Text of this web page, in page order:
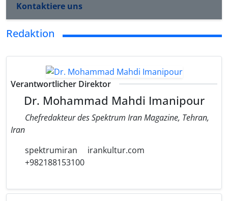
Kontaktiere uns
Redaktion
Verantwortlicher Direktor
Dr. Mohammad Mahdi Imanipour
Chefredakteur des Spektrum Iran Magazine, Tehran,
Iran
spektrumiran
irankultur.com
+982188153100